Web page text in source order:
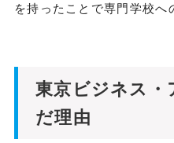
を持ったことで専門学校へ
東京ビジネス・
だ理由